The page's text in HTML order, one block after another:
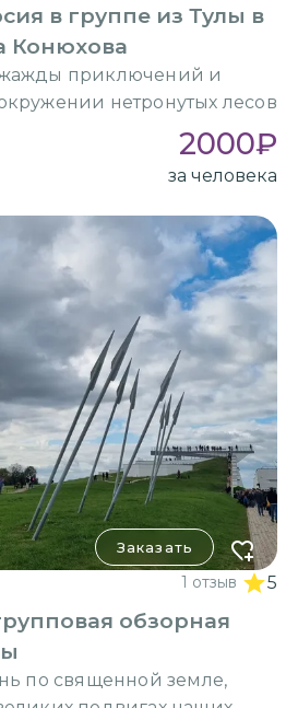
в группе из Тулы в
Конюхова
приключений и
нетронутых лесов
2000₽
за человека
Заказать
1 отзыв 5
обзорная
по священной земле,